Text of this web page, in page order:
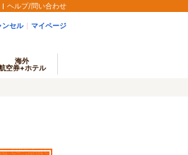
ヘルプ/問い合わせ
ンセル マイページ
海外
空券+ホテル